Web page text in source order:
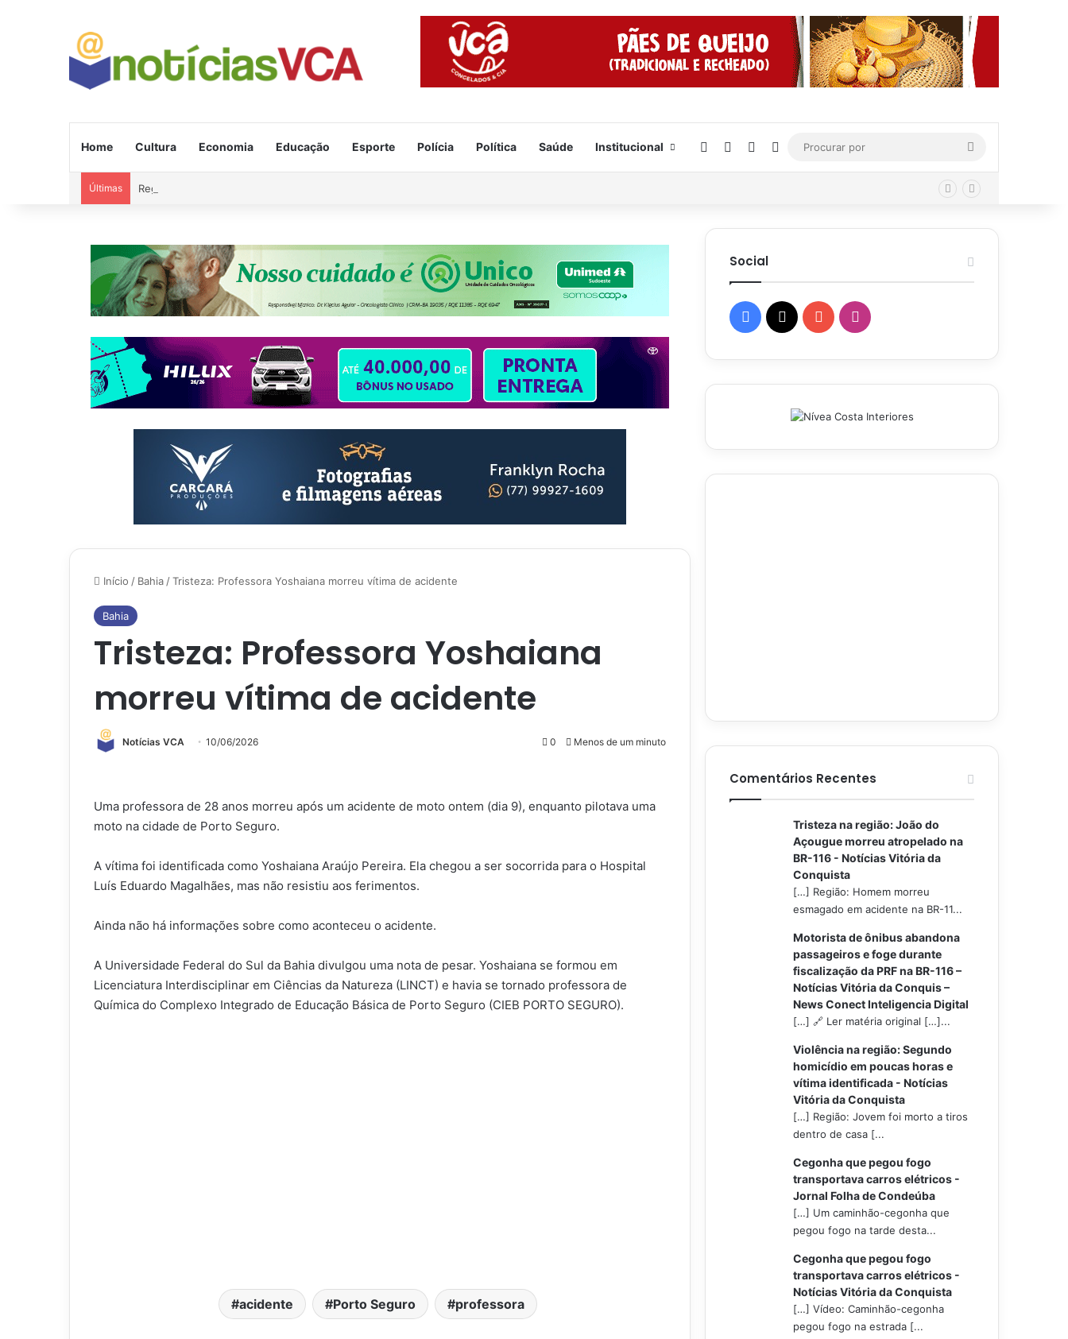
Home Cultura Economia Educação Esporte Polícia Política Saúde Institucional Facebook YouTubeInstagram
Procurar
por
Últimas Região: Briga com machado quase acaba em tragédia
Início / Bahia /Tristeza: Professora Yoshaiana morreu vítima de acidente
Bahia
Tristeza: Professora Yoshaiana
morreu vítima de acidente
Notícias VCA 10/06/2026 0 Menos de um minuto
Uma professora de 28 anos morreu após um acidente de moto ontem (dia 9), enquanto pilotava uma
moto na cidade de Porto Seguro.
A vítima foi identificada como Yoshaiana Araújo Pereira. Ela chegou a ser socorrida para o Hospital
Luís Eduardo Magalhães, mas não resistiu aos ferimentos.
Ainda não há informações sobre como aconteceu o acidente.
A Universidade Federal do Sul da Bahia divulgou uma nota de pesar. Yoshaiana se formou em
Licenciatura Interdisciplinar em Ciências da Natureza (LINCT) e havia se tornado professora de
Química do Complexo Integrado de Educação Básica de Porto Seguro (CIEB PORTO SEGURO).
acidente Porto Seguro professora
Social
Facebook
X YouTubeInstagram
Comentários Recentes
Tristeza na região: João do
Açougue morreu atropelado na
BR-116 - Notícias Vitória da
Conquista
[…] Região: Homem morreu
esmagado em acidente na BR-11...
Motorista de ônibus abandona
passageiros e foge durante
fiscalização da PRF na BR-116 –
Notícias Vitória da Conquis –
News Conect Inteligencia Digital
[…] 🔗 Ler matéria original […]...
Violência na região: Segundo
homicídio em poucas horas e
vítima identificada - Notícias
Vitória da Conquista
[…] Região: Jovem foi morto a tiros
dentro de casa [...
Cegonha que pegou fogo
transportava carros elétricos -
Jornal Folha de Condeúba
[…] Um caminhão-cegonha que
pegou fogo na tarde desta...
Cegonha que pegou fogo
transportava carros elétricos -
Notícias Vitória da Conquista
[…] Vídeo: Caminhão-cegonha
pegou fogo na estrada [...